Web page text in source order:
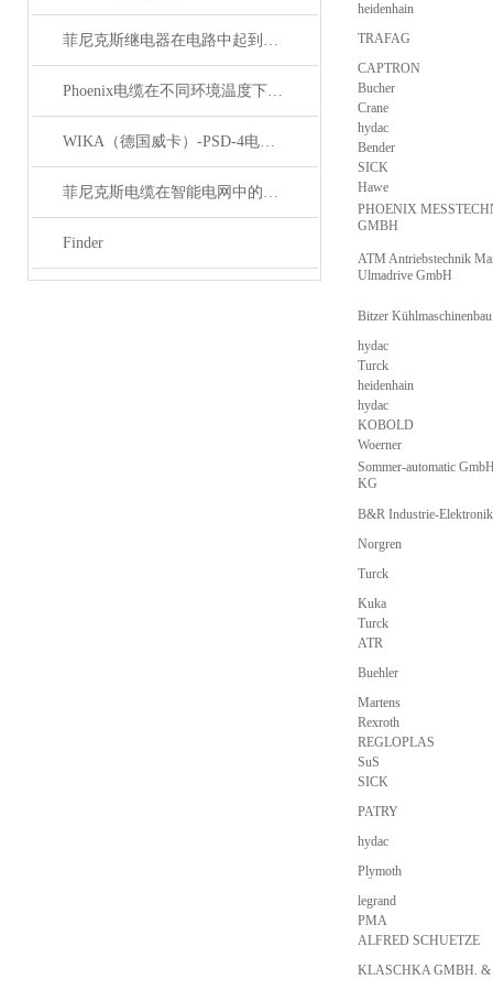
菲尼克斯继电器在电路中起到什么作用？
Phoenix电缆在不同环境温度下的性能表现如何？
WIKA（德国威卡）-PSD-4电子压力开关
菲尼克斯电缆在智能电网中的应用
Finder
heidenhain
TRAFAG
CAPTRON
Bucher
Crane
hydac
Bender
SICK
Hawe
PHOENIX
GMBH
ATM Antriebstechnik
Ulmadrive GmbH
Bitzer
hydac
Turck
heidenhain
hydac
KOBOLD
Woerner
Sommer-automatic
KG
B&R Industrie-
Norgren
Turck
Kuka
Turck
ATR
Buehler
Martens
Rexroth
REGLOPLAS
SuS
SICK
PATRY
hydac
Plymoth
legrand
PMA
ALFRED SCHUETZE
KLASCHKA GMBH. &